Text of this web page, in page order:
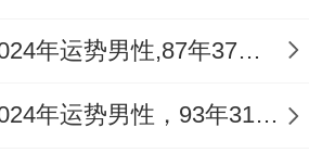
在东北文昌位安放祥安阁
能助旺思维清晰与事业进
1987年属兔人2024年运势男性,87年37岁属兔男2024年每月运程怎么样
1993年属鸡人2024年运势男性，93年31岁属鸡男2024年每月运程怎么样